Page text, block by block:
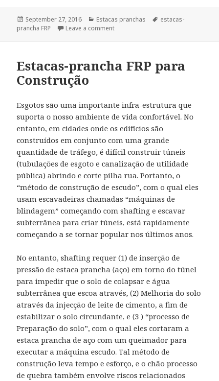
Posted
on
September 27, 2016 Categories
Estacas pranchas Tags
estacas-
prancha FRP
Leave a comment
Estacas-prancha FRP para
Construção
Esgotos são uma importante infra-estrutura que
suporta o nosso ambiente de vida confortável. No
entanto, em cidades onde os edifícios são
construídos em conjunto com uma grande
quantidade de tráfego, é difícil construir túneis
(tubulações de esgoto e canalização de utilidade
pública) abrindo e corte pilha rua. Portanto, o
“método de construção de escudo”, com o qual eles
usam escavadeiras chamadas “máquinas de
blindagem” começando com shafting e escavar
subterrânea para criar túneis, está rapidamente
começando a se tornar popular nos últimos anos.
No entanto, shafting requer (1) de inserção de
pressão de estaca prancha (aço) em torno do túnel
para impedir que o solo de colapsar e água
subterrânea que escoa através, (2) Melhoria do solo
através da injecção de leite de cimento, a fim de
estabilizar o solo circundante, e (3 ) “processo de
Preparação do solo”, com o qual eles cortaram a
estaca prancha de aço com um queimador para
executar a máquina escudo. Tal método de
construção leva tempo e esforço, e o chão processo
de quebra também envolve riscos relacionados